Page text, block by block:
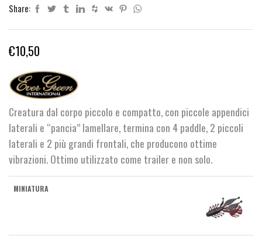
Share:
€10,50
Creatura dal corpo piccolo e compatto, con piccole appendici
laterali e “pancia” lamellare, termina con 4 paddle, 2 piccoli
laterali e 2 più grandi frontali, che producono ottime
vibrazioni. Ottimo utilizzato come trailer e non solo.